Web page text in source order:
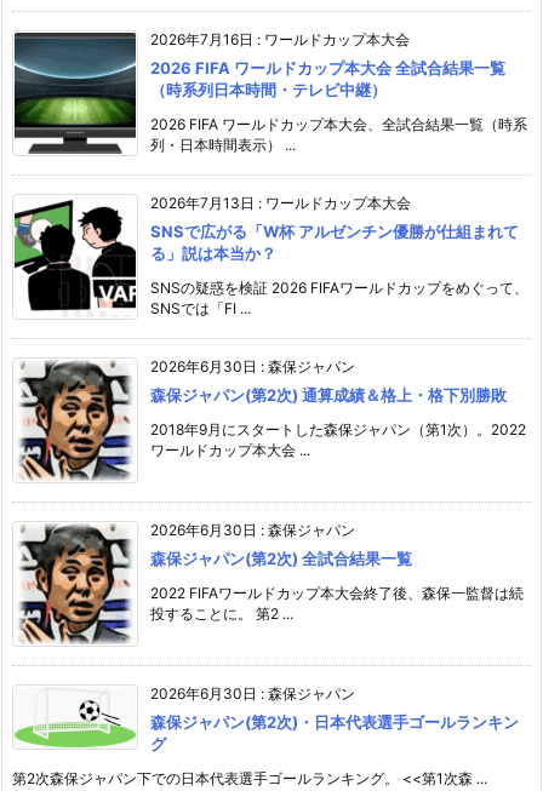
2026年7月16日 : ワールドカップ本大会
2026 FIFA ワールドカップ本大会 全試合結果一覧
（時系列日本時間・テレビ中継）
2026 FIFA ワールドカップ本大会、全試合結果一覧（時系
列・日本時間表示） ...
2026年7月13日 : ワールドカップ本大会
SNSで広がる「W杯 アルゼンチン優勝が仕組まれて
る」説は本当か？
SNSの疑惑を検証 2026 FIFAワールドカップをめぐって、
SNSでは「FI ...
2026年6月30日 : 森保ジャパン
森保ジャパン(第2次) 通算成績＆格上・格下別勝敗
2018年9月にスタートした森保ジャパン（第1次）。2022
ワールドカップ本大会 ...
2026年6月30日 : 森保ジャパン
森保ジャパン(第2次) 全試合結果一覧
2022 FIFAワールドカップ本大会終了後、森保一監督は続
投することに。 第2 ...
2026年6月30日 : 森保ジャパン
森保ジャパン(第2次)・日本代表選手ゴールランキン
グ
第2次森保ジャパン下での日本代表選手ゴールランキング。 <<第1次森 ...